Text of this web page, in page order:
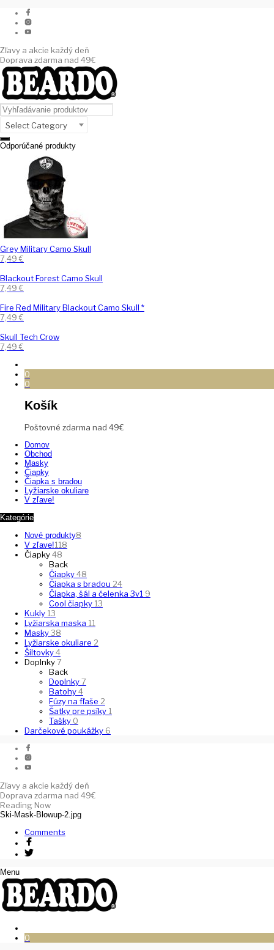
Zľavy a akcie každý deň
Doprava zdarma nad 49€
Select Category
Odporúčané produkty
Grey Military Camo Skull
7,49 €
Blackout Forest Camo Skull
7,49 €
Fire Red Military Blackout Camo Skull *
7,49 €
Skull Tech Crow
7,49 €
0
0
Košík
Poštovné zdarma nad 49€
Domov
Obchod
Masky
Čiapky
Čiapka s bradou
Lyžiarske okuliare
V zľave!
Kategórie
Nové produkty8
V zľave!118
Čiapky48
Back
Čiapky48
Čiapka s bradou 24
Čiapka, šál a čelenka 3v1 9
Cool čiapky 13
Kukly 13
Lyžiarska maska 11
Masky38
Lyžiarske okuliare 2
Šiltovky4
Doplnky7
Back
Doplnky7
Batohy4
Fúzy na fľaše 2
Šatky pre psíky 1
Tašky 0
Darčekové poukážky 6
Zľavy a akcie každý deň
Doprava zdarma nad 49€
Reading Now
Ski-Mask-Blowup-2.jpg
Comments
Menu
0